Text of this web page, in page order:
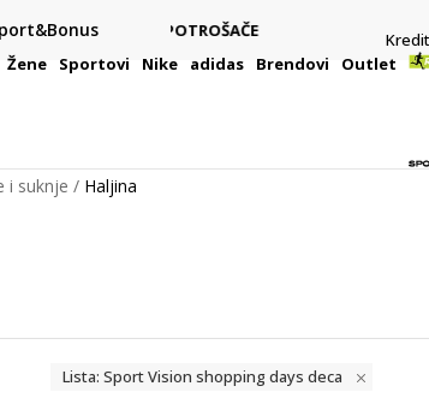
Kreditnim karticama BANCA
Žene Sportovi Nike adidas Brendovi Outlet
i suknje Haljina
Lista: Sport Vision shopping days deca